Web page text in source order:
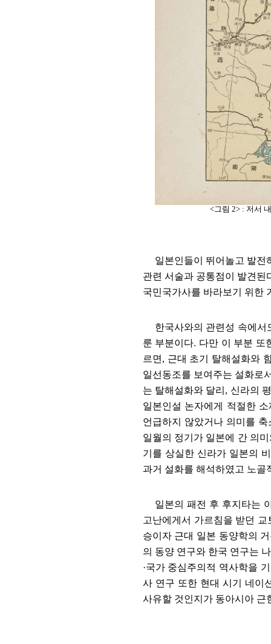
<그림 2> : 저서
일본인들이 뛰어놀고 발전
관련 서술과 공통점이 발견된
국민국가사를 바라보기 위한
한국사와의 관련성 속에
룬 부분이다. 다만 이 부분 또
르면 , 근대 초기 탈해설화와
일선동조를 보여주는 설화로
는 탈해설화와 달리 , 신라의
일본인설 논자에게 적절한
언급하지 않았거나 의미를
일월의 정기가 일본에 간 의
기를 상실한 신라가 일본의
과거 설화를 해석하였고 노골
일본의 패전 후 후지타는
고난에게서 가르침을 받던
승이자 근대 일본 동양학의
의 동양 연구와 한국 연구는
·국가 중심주의적 역사학을
사 연구 또한 현대 시기 네이
사유할 것인지가 동아시아 근